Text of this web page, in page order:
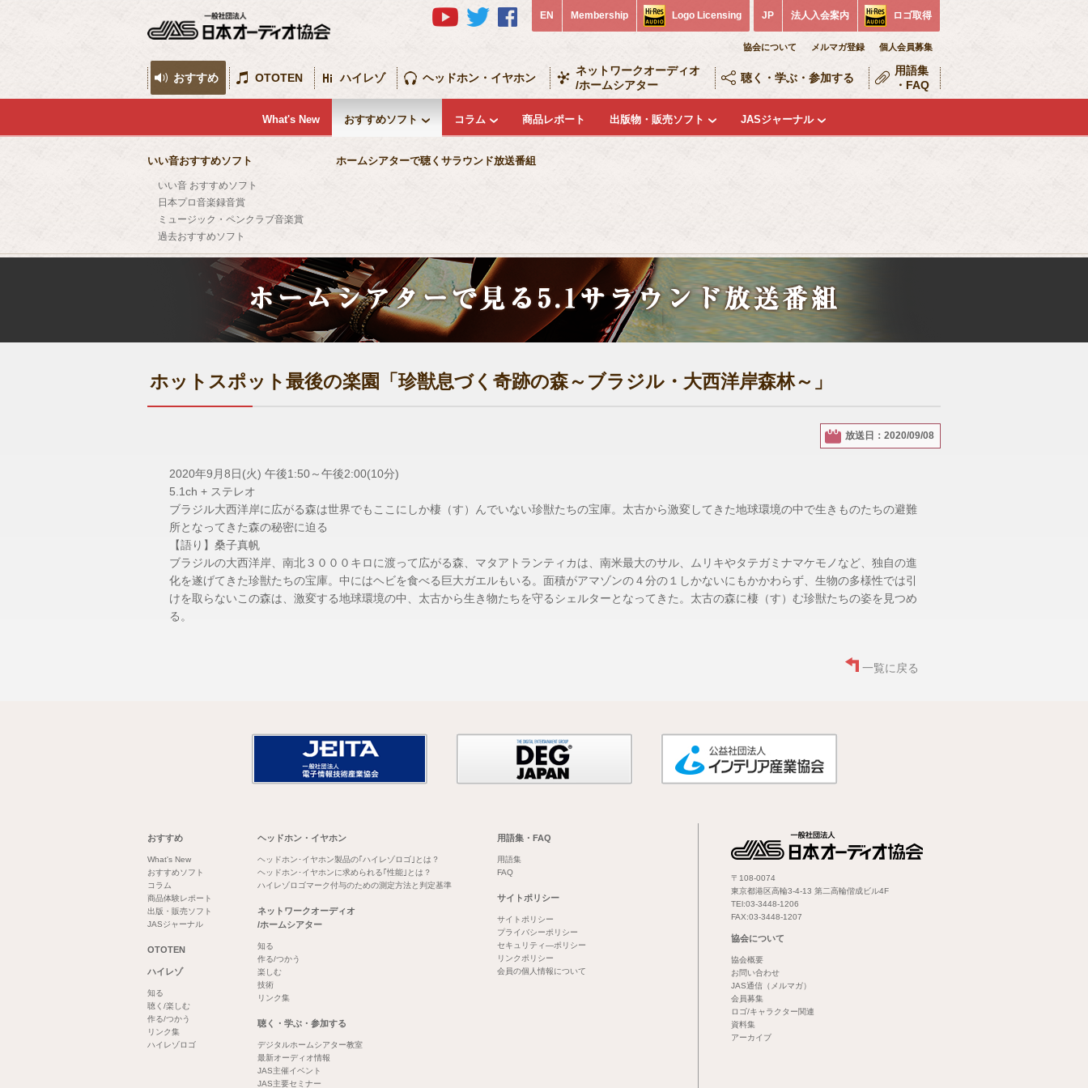
EN Membership Logo Licensing JP 法人入会案内 ロゴ取得
協会について メルマガ登録 個人会員募集
おすすめ
What's New おすすめソフト
いい音おすすめソフト
いい音 おすすめソフト
日本プロ音楽録音賞
ミュージック・ペンクラブ音楽賞
過去おすすめソフト
ホームシアターで聴くサラウンド放送番組
コラム 商品レポート 出版物・販売ソフト JASジャーナル
OTOTEN ハイレゾ ヘッドホン・イヤホン
ネットワークオーディオ
/ホームシアター
聴く・学ぶ・参加する
用語集
・FAQ
ホットスポット最後の楽園「珍獣息づく奇跡の森～ブラジル・大西洋岸森林～」
放送日：2020/09/08
2020年9月8日(火) 午後1:50～午後2:00(10分)
5.1ch + ステレオ
ブラジル大西洋岸に広がる森は世界でもここにしか棲（す）んでいない珍獣たちの宝庫。太古から激変してきた地球環境の中で生きものたちの避難
所となってきた森の秘密に迫る
【語り】桑子真帆
ブラジルの大西洋岸、南北３０００キロに渡って広がる森、マタアトランティカは、南米最大のサル、ムリキやタテガミナマケモノなど、独自の進
化を遂げてきた珍獣たちの宝庫。中にはヘビを食べる巨大ガエルもいる。面積がアマゾンの４分の１しかないにもかかわらず、生物の多様性では引
けを取らないこの森は、激変する地球環境の中、太古から生き物たちを守るシェルターとなってきた。太古の森に棲（す）む珍獣たちの姿を見つめ
る。
一覧に戻る
おすすめ
What's New
おすすめソフト
コラム
商品体験レポート
出版・販売ソフト
JASジャーナル
OTOTEN
ハイレゾ
知る
聴く/楽しむ
作る/つかう
リンク集
ハイレゾロゴ
ヘッドホン・イヤホン
ヘッドホン･イヤホン製品の｢ハイレゾロゴ｣とは？
ヘッドホン･イヤホンに求められる｢性能｣とは？
ハイレゾロゴマーク付与のための測定方法と判定基準
ネットワークオーディオ
/ホームシアター
知る
作る/つかう
楽しむ
技術
リンク集
聴く・学ぶ・参加する
デジタルホームシアター教室
最新オーディオ情報
JAS主催イベント
JAS主要セミナー
用語集・FAQ
用語集
FAQ
サイトポリシー
サイトポリシー
プライバシーポリシー
セキュリティ―ポリシー
リンクポリシー
会員の個人情報について
〒108-0074
東京都港区高輪3-4-13 第二高輪偕成ビル4F
TEl:03-3448-1206
FAX:03-3448-1207
協会について
協会概要
お問い合わせ
JAS通信（メルマガ）
会員募集
ロゴ/キャラクター関連
資料集
アーカイブ